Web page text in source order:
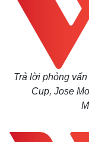
Trả lời phỏng
Cup, Jose